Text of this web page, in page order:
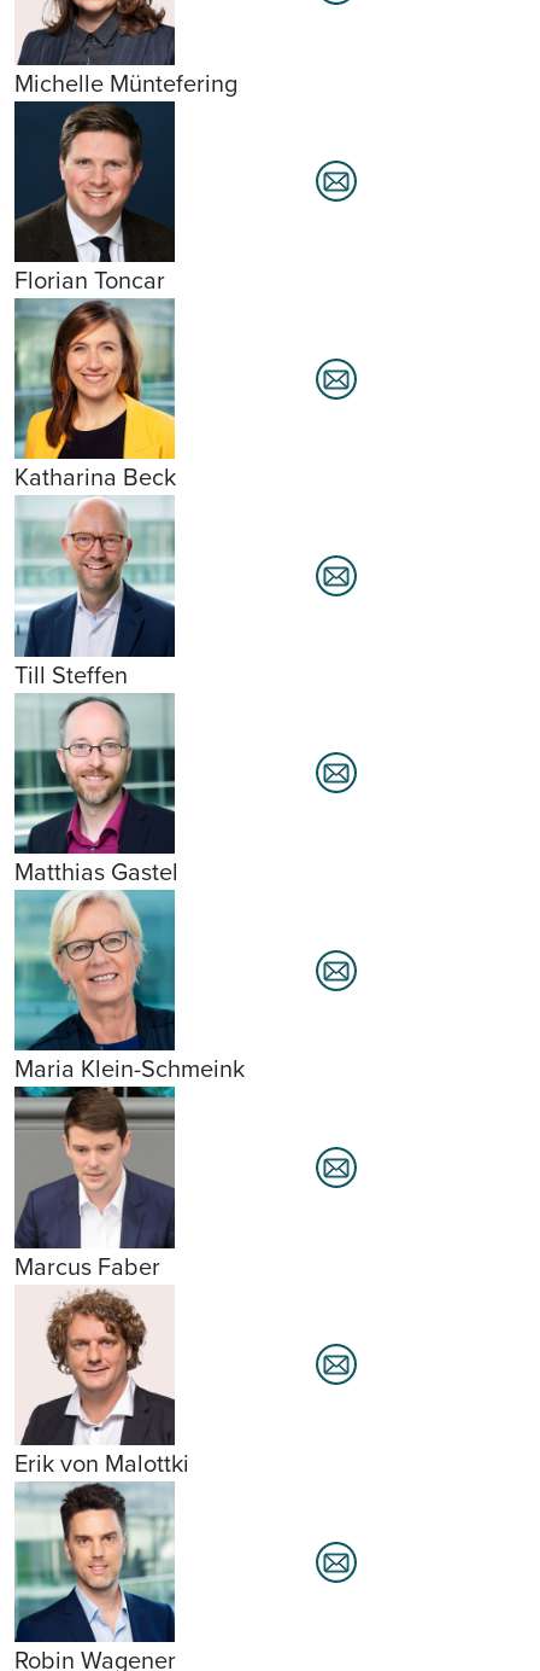
Michelle Müntefering
Florian Toncar
Katharina Beck
Till Steffen
Matthias Gastel
Maria Klein-Schmeink
Marcus Faber
Erik von Malottki
Robin Wagener